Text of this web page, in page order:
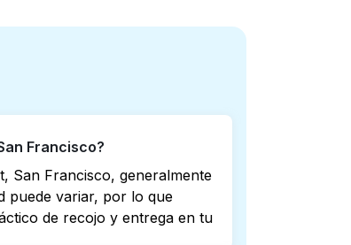
Francisco?
San Francisco, generalmente
puede variar, por lo que
de recojo y entrega en tu